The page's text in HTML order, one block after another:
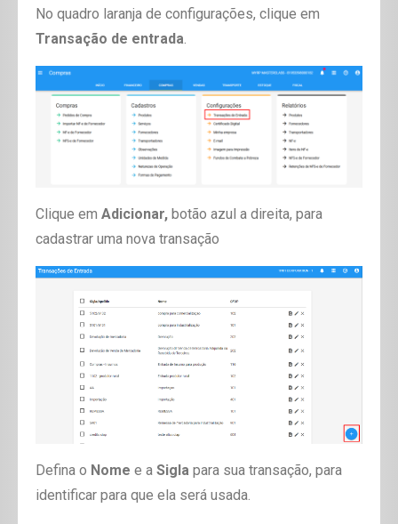
No quadro laranja de configurações, clique em
Transação de entrada.
Clique em Adicionar, botão azul a direita, para
cadastrar uma nova transação
Defina o Nome e a Sigla para sua transação, para
identificar para que ela será usada.